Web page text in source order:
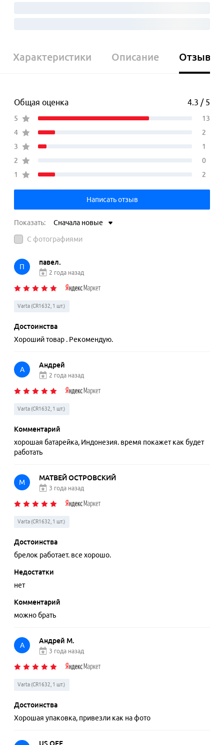
Характеристики Описание Отзывы
Показать: Сначала новые
С фотографиями
П
павел.
2 года назад
Varta (CR1632, 1 шт.)
Достоинства
Хороший товар . Рекомендую.
А
Андрей
2 года назад
Varta (CR1632, 1 шт.)
Комментарий
хорошая батарейка, Индонезия. время покажет как будет
работать
М
МАТВЕЙ ОСТРОВСКИЙ
3 года назад
Varta (CR1632, 1 шт.)
Достоинства
брелок работает. все хорошо.
Недостатки
нет
Комментарий
можно брать
А
Андрей М.
3 года назад
Varta (CR1632, 1 шт.)
Достоинства
Хорошая упаковка, привезли как на фото
Общая оценка 4.3 / 5
5
4
3
2
1
13
2
1
0
2
Написать отзыв